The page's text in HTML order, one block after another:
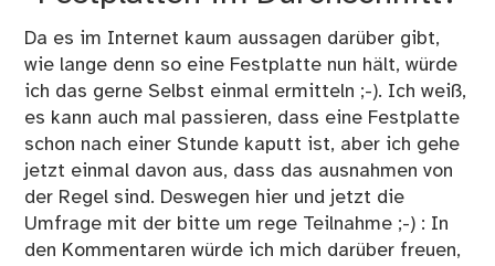
Da es im Internet kaum aussagen darüber gibt,
wie lange denn so eine Festplatte nun hält, würde
ich das gerne Selbst einmal ermitteln ;-). Ich weiß,
es kann auch mal passieren, dass eine Festplatte
schon nach einer Stunde kaputt ist, aber ich gehe
jetzt einmal davon aus, dass das ausnahmen von
der Regel sind. Deswegen hier und jetzt die
Umfrage mit der bitte um rege Teilnahme ;-) : In
den Kommentaren würde ich mich darüber freuen,